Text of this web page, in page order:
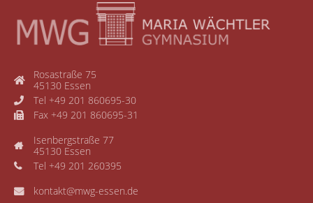
Rosastraße 75
45130 Essen
Tel +49 201 860695-30
Fax +49 201 860695-31
Isenbergstraße 77
45130 Essen
Tel +49 201 260395
kontakt@mwg-essen.de